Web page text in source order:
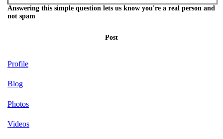
Answering this simple question lets us know you're a real person and
not spam
Post
Profile
Blog
Photos
Videos